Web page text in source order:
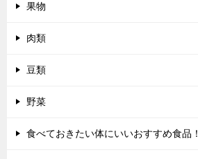
果物
肉類
豆類
野菜
食べておきたい体にいいおすすめ食品！